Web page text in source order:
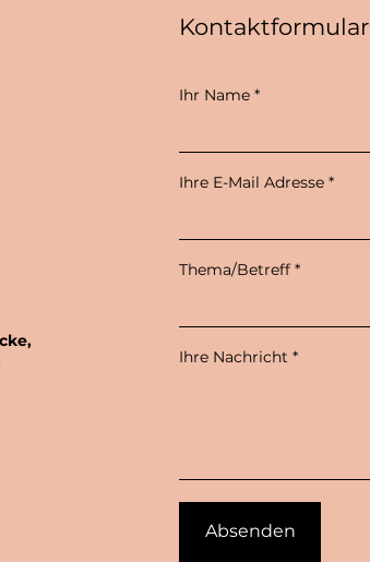
Kontaktformular
Ihr Name
Ihre E-Mail Adresse
Thema/Betreff
Ihre Nachricht
Absenden